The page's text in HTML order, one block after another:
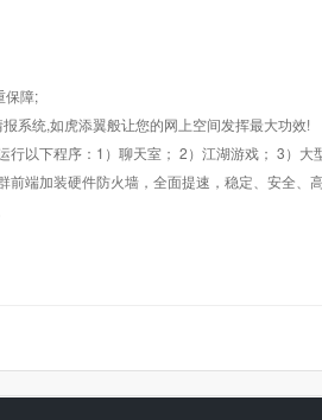
保障;
系统,如虎添翼般让您的网上空间发挥最大功效!
以下程序：1）聊天室； 2）江湖游戏； 3）大
端加装硬件防火墙，全面提速，稳定、安全、